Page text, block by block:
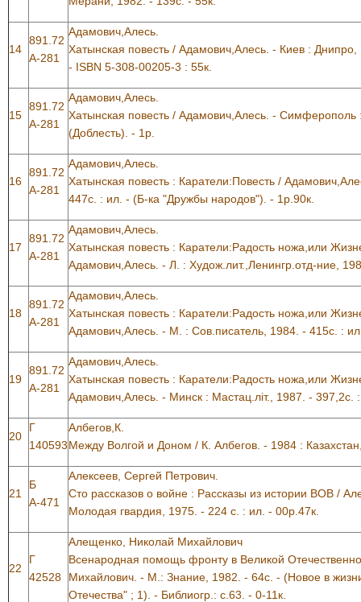
14
891.72
А-281
Адамович,Алесь.
Хатынская повесть / Адамович,Алесь. - Киев :
- ISBN 5-308-00205-3 : 55к.
15
891.72
А-281
Адамович,Алесь.
Хатынская повесть / Адамович,Алесь. - Симферополь
(Доблесть). - 1р.
16
891.72
А-281
Адамович,Алесь.
Хатынская повесть : Каратели:Повесть /
447с. : ил. - (Б-ка "Дружбы народов"). - 1р.90к.
17
891.72
А-281
Адамович,Алесь.
Хатынская повесть : Каратели:Радость ножа,или
Адамович,Алесь. - Л. : Худож.лит.,Ленингр.отд-ние,
18
891.72
А-281
Адамович,Алесь.
Хатынская повесть : Каратели:Радость ножа,или
Адамович,Алесь. - М. : Сов.писатель, 1984. - 415с. :
19
891.72
А-281
Адамович,Алесь.
Хатынская повесть : Каратели:Радость ножа,или
Адамович,Алесь. - Минск : Мастац.лiт., 1987. - 397,2с.
20
Г
140593
Албегов,К.
Между Волгой и Доном / К. Албегов. - 1984 :
21
Б
А-471
Алексеев, Сергей Петрович.
Сто рассказов о войне : Рассказы из истории ВОВ /
Молодая гвардия, 1975. - 224 с. : ил. - 00р.47к.
22
Г
42528
Алещенко, Николай Михайлович
Всенародная помощь фронту в Великой
Михайлович. - М.: Знание, 1982. - 64с. - (Новое в
Отечества" ; 1). - Библиогр.: с.63. - 0-11к.